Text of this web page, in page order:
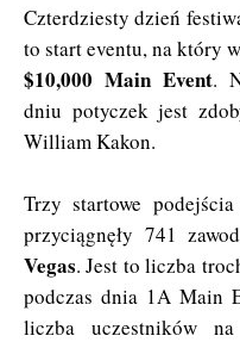
Czterdziesty dzień
to start eventu, na który
$10,000 Main Event.
dniu potyczek jest
William Kakon.
Trzy startowe
przyciągnęły 741
Vegas. Jest to liczba
podczas dnia 1A Main
liczba uczestników